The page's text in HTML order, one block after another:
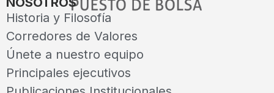
Historia y Filosofía
Corredores de Valores
Únete a nuestro equipo
Principales ejecutivos